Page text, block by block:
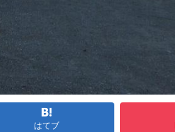
はてブ